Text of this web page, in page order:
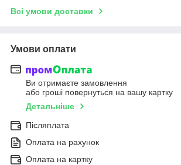
Всі умови доставки
Умови оплати
Ви отримаєте замовлення
або гроші повернуться на вашу картку
Детальніше
Післяплата
Оплата на рахунок
Оплата на картку